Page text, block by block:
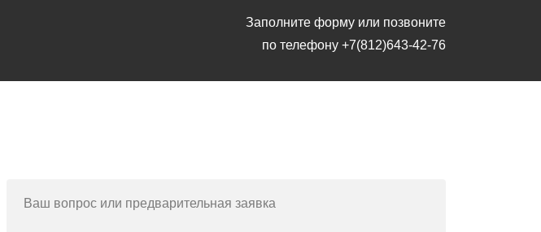
Заполните форму или позвоните
по телефону +7(812)643-42-76
Ваш вопрос или предварительная заявка